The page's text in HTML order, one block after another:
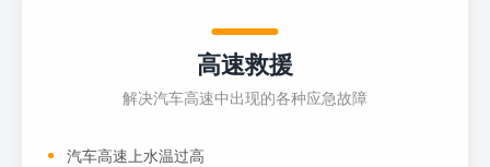
高速救援
解决汽车高速中出现的各种应急故障
汽车高速上水温过高